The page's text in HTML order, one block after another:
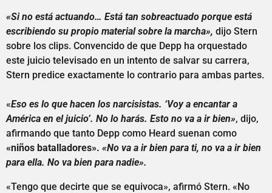
«Si no está actuando… Está tan sobreactuado porque está
escribiendo su propio material sobre la marcha», dijo Stern
sobre los clips. Convencido de que Depp ha orquestado
este juicio televisado en un intento de salvar su carrera,
Stern predice exactamente lo contrario para ambas partes.
«Eso es lo que hacen los narcisistas. ‘Voy a encantar a
América en el juicio’. No lo harás. Esto no va a ir bien», dijo,
afirmando que tanto Depp como Heard suenan como
«niños batalladores». «No va a ir bien para ti, no va a ir bien
para ella. No va bien para nadie».
«Tengo que decirte que se equivoca», afirmó Stern. «No